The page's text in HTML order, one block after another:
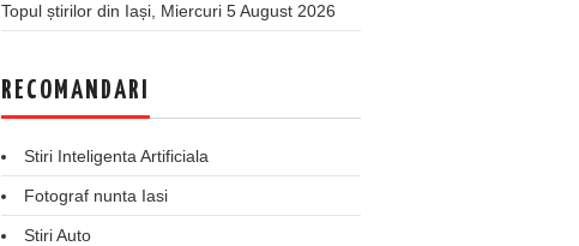
Topul știrilor din Iași, Miercuri 5 August 2026
RECOMANDARI
Stiri Inteligenta Artificiala
Fotograf nunta Iasi
Stiri Auto